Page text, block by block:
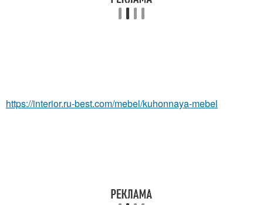
https://interior.ru-best.com/mebel/kuhonnaya-mebel